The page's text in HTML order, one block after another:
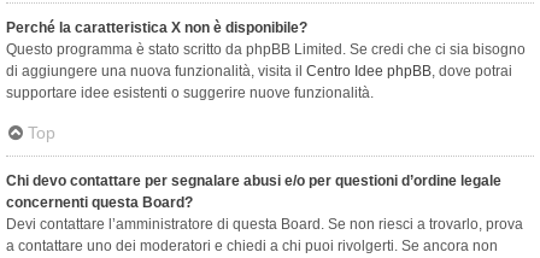
Perché la caratteristica X non è disponibile?
Questo programma è stato scritto da phpBB Limited. Se credi che ci sia bisogno
di aggiungere una nuova funzionalità, visita il Centro Idee phpBB, dove potrai
supportare idee esistenti o suggerire nuove funzionalità.
Top
Chi devo contattare per segnalare abusi e/o per questioni d’ordine legale
concernenti questa Board?
Devi contattare l’amministratore di questa Board. Se non riesci a trovarlo, prova
a contattare uno dei moderatori e chiedi a chi puoi rivolgerti. Se ancora non